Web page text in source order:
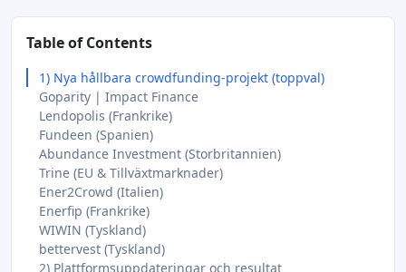
Table of Contents
1) Nya hållbara crowdfunding-projekt (toppval)
Goparity | Impact Finance
Lendopolis (Frankrike)
Fundeen (Spanien)
Abundance Investment (Storbritannien)
Trine (EU & Tillväxtmarknader)
Ener2Crowd (Italien)
Enerfip (Frankrike)
WIWIN (Tyskland)
bettervest (Tyskland)
2) Plattformsuppdateringar och resultat